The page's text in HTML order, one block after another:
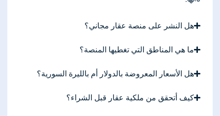
هل النشر على منصة عقار مجاني؟
ما هي المناطق التي تغطيها المنصة؟
هل الأسعار المعروضة بالدولار أم بالليرة السورية؟
كيف أتحقق من ملكية عقار قبل الشراء؟